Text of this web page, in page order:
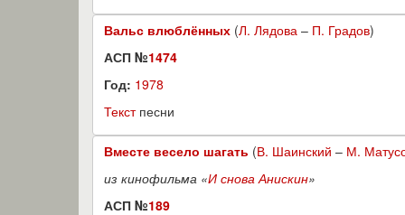
Вальс влюблённых (Л. Лядова – П. Градов)
АСП №1474
Год: 1978
Текстпесни
Вместе весело шагать (В. Шаинский – М.
из кинофильма «И снова Анискин»
АСП №189